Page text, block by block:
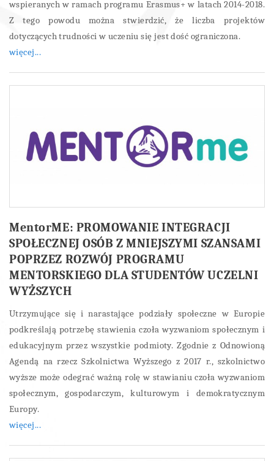
wspieranych w ramach programu Erasmus+ w latach 2014-2018.
Z tego powodu można stwierdzić, że liczba projektów
dotyczących trudności w uczeniu się jest dość ograniczona.
więcej...
MentorME: PROMOWANIE INTEGRACJI
SPOŁECZNEJ OSÓB Z MNIEJSZYMI SZANSAMI
POPRZEZ ROZWÓJ PROGRAMU
MENTORSKIEGO DLA STUDENTÓW UCZELNI
WYŻSZYCH
Utrzymujące się i narastające podziały społeczne w Europie
podkreślają potrzebę stawienia czoła wyzwaniom społecznym i
edukacyjnym przez wszystkie podmioty. Zgodnie z Odnowioną
Agendą na rzecz Szkolnictwa Wyższego z 2017 r., szkolnictwo
wyższe może odegrać ważną rolę w stawianiu czoła wyzwaniom
społecznym, gospodarczym, kulturowym i demokratycznym
Europy.
więcej...